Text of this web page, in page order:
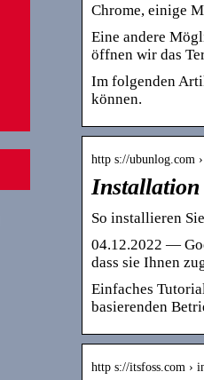
Chrome, einige
Eine andere
öffnen wir das
Im folgenden
können.
http s://ubunlog.com
So installieren
04.12.2022 —
dass sie Ihnen
Einfaches
basierenden
http s://itsfoss.com ›